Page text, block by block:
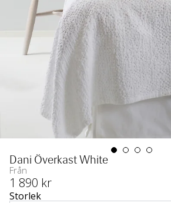
Dani Överkast White
Från
1 890 kr
Storlek